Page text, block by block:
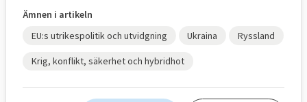
Ämnen i artikeln
EU:s utrikespolitik och utvidgning
Ukraina Ryssland
Krig, konflikt, säkerhet och hybridhot